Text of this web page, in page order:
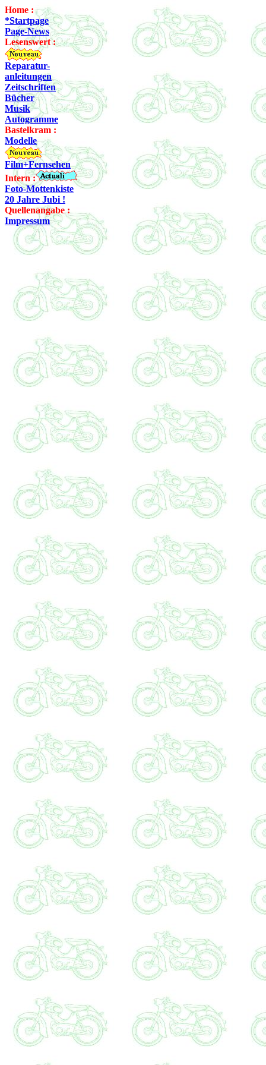
Home :
*Startpage
Page-News
Lesenswert :
Reparatur-
anleitungen
Zeitschriften
Bücher
Musik
Autogramme
Bastelkram :
Modelle
Film+Fernsehen
Intern :
Foto-Mottenkiste
20 Jahre Jubi !
Quellenangabe :
Impressum